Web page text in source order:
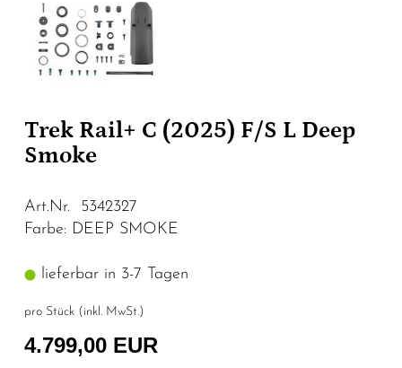
Trek Rail+ C (2025) F/S L Deep
Smoke
Art.Nr. 5342327
Farbe: DEEP SMOKE
lieferbar in 3-7 Tagen
pro Stück (inkl. MwSt.)
4.799,00 EUR